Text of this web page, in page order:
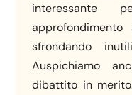
sfrondando
Auspichiamo
dibattito in